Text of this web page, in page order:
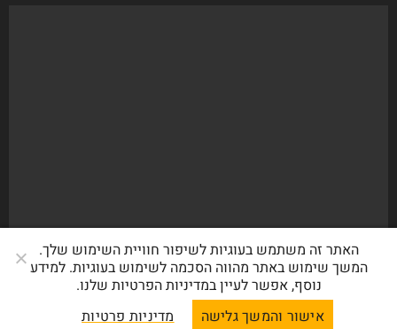
האתר זה משתמש בעוגיות לשיפור חוויית השימוש שלך.
המשך שימוש באתר מהווה הסכמה לשימוש בעוגיות. למידע
נוסף, אפשר לעיין במדיניות הפרטיות שלנו.
אישור והמשך גלישה
מדיניות פרטיות